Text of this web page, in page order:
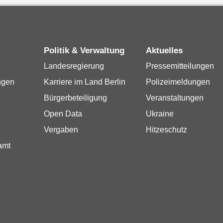
Politik & Verwaltung
Landesregierung
Karriere im Land Berlin
Bürgerbeteiligung
Open Data
Vergaben
Aktuelles
Pressemitteilungen
Polizeimeldungen
Veranstaltungen
Ukraine
Hitzeschutz